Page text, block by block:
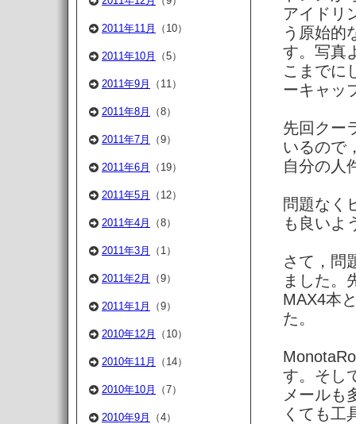
2011年11月 （10）
2011年10月 （5）
2011年9月 （11）
2011年8月 （8）
2011年7月 （9）
2011年6月 （19）
2011年5月 （12）
2011年4月 （8）
2011年3月 （1）
2011年2月 （9）
2011年1月 （9）
2010年12月 （10）
2010年11月 （14）
2010年10月 （7）
2010年9月 （4）
アイドリ
う原始的
す。写真
こまでに
ーキャッ
先回クー
いるので
自分の人
問題なく
も良いよ
さて，問
ました。
MAX4本
た。
す。そし
メールも
くても工